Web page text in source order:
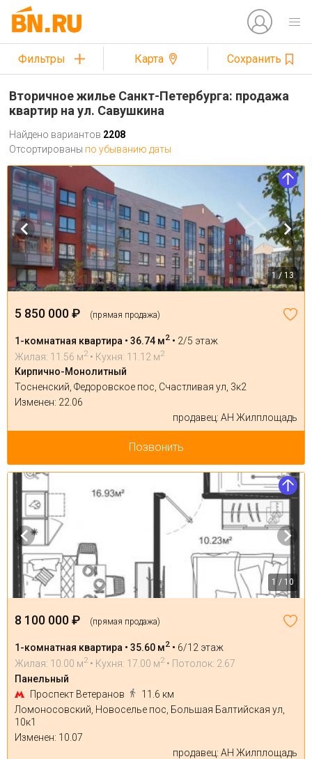
Фильтры Карта Сохранить
Вторичное жилье Санкт-Петербурга: продажа
квартир на ул. Савушкина
Найдено вариантов 2208
Отсортированы по убыванию даты
1 / 13
5 850 000 ₽ (прямая продажа)
1-комнатная квартира • 36.74 м2 • 2/5 этаж
Жилая: 11.56 м2 • Кухня: 11.12 м2
Кирпично-Монолитный
Тосненский, Федоровское пос, Счастливая ул, 3к2
Изменен: 22.06
продавец: АН Жилплощадь
Позвонить
1 / 10
8 100 000 ₽ (прямая продажа)
1-комнатная квартира • 35.60 м2 • 6/12 этаж
Жилая: 10.00 м2 • Кухня: 17.00 м2 • Потолок: 2.67
Панельный
Проспект Ветеранов
11.6 км
Ломоносовский, Новоселье пос, Большая Балтийская ул,
10к1
Изменен: 10.07
продавец: АН Жилплощадь